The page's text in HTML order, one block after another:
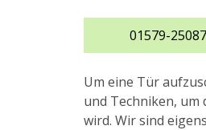
01579-
Um eine Tür
und Techniken, um
wird. Wir sind